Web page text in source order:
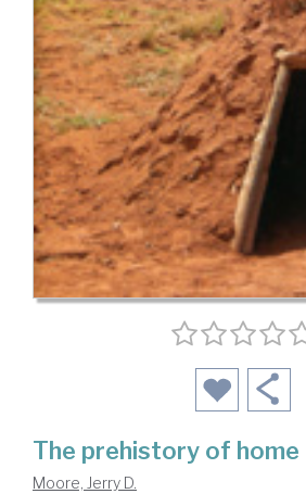
The prehistory of home
Moore, Jerry D.